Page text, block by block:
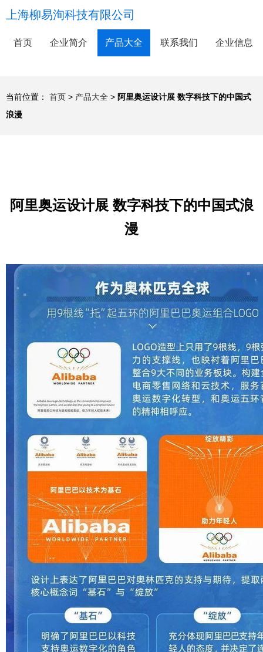
上海柳易洵科技有限公司
首页 企业简介 产品大全 联系我们 企业信息
当前位置： 首页 > 产品大全 > 阿里奥运设计展 数字科技下的中国式
浪漫
阿里奥运设计展 数字科技下的中国式浪
漫